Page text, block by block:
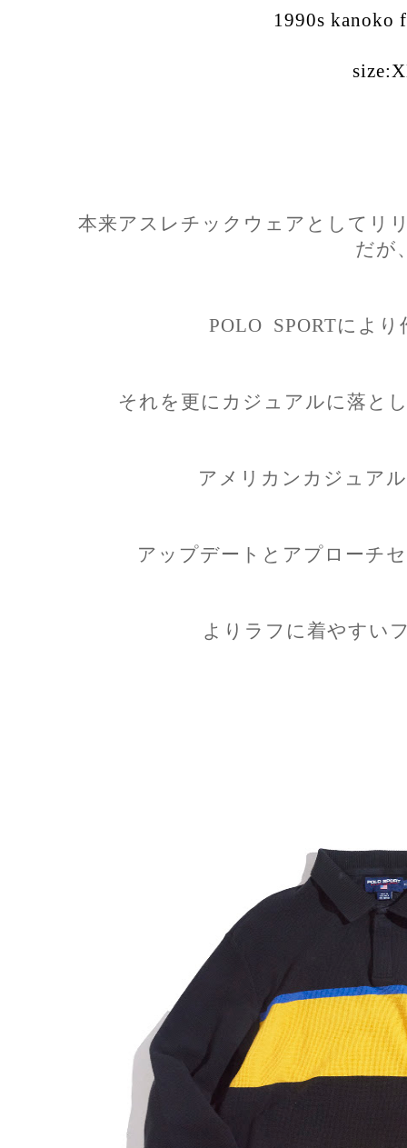
1990s kanoko
本来アスレチックウェアとしてリ
だが
POLO SPORTによ
それを更にカジュアルに落と
アメリカンカジュア
アップデートとアプローチ
よりラフに着やすい